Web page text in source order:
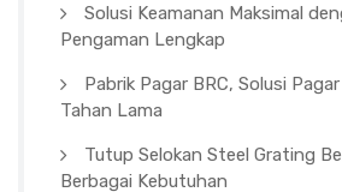
Solusi Keamanan Maksimal
Pengaman Lengkap
Pabrik Pagar BRC, Solusi
Tahan Lama
Tutup Selokan Steel Grating
Berbagai Kebutuhan